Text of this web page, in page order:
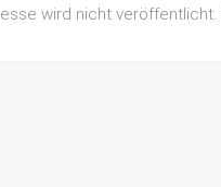
wird nicht veröffentlicht.